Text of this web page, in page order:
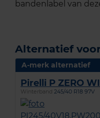
bandenlabel van
Alternatief
A-merk alternatief
Pirelli P ZERO
Winterband 245/40 R18 97V